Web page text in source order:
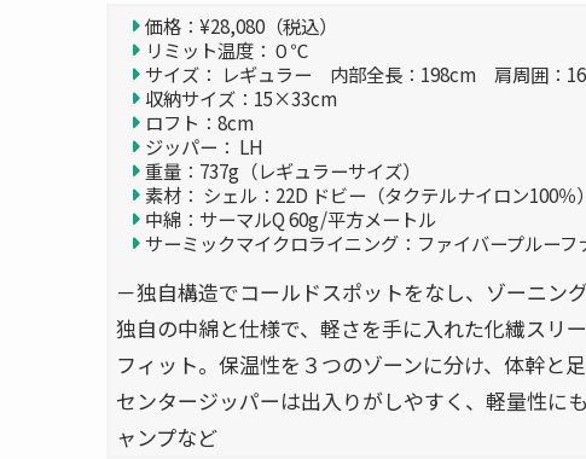
価格：¥28,080（税込）
リミット温度：０℃
サイズ： レギュラー 内部全長：198cm 肩周囲：
収納サイズ：15×33cm
ロフト：8cm
ジッパー： LH
重量：737g（レギュラーサイズ）
素材： シェル：22D ドビー（タクテルナイロン100％）
中綿：サーマルQ 60g/平方メートル
サーミックマイクロライニング：ファイバープルーフ
－独自構造でコールドスポットをなし、ゾーニン
独自の中綿と仕様で、軽さを手に入れた化繊スリ
フィット。保温性を３つのゾーンに分け、体幹と
センタージッパーは出入りがしやすく、軽量性に
ャンプなど